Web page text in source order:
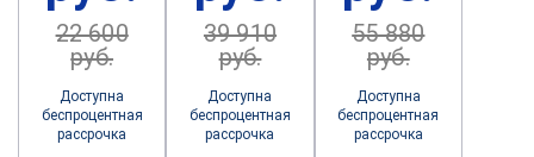
22 600
руб.
Доступна
беспроцентная
рассрочка
39 910
руб.
Доступна
беспроцентная
рассрочка
55 880
руб.
Доступна
беспроцентная
рассрочка